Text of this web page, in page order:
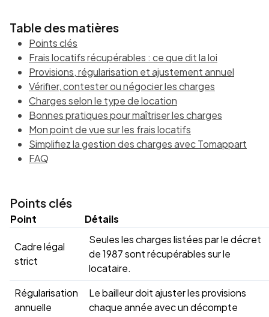
Table des matières
Points clés
Frais locatifs récupérables : ce que dit la loi
Provisions, régularisation et ajustement annuel
Vérifier, contester ou négocier les charges
Charges selon le type de location
Bonnes pratiques pour maîtriser les charges
Mon point de vue sur les frais locatifs
Simplifiez la gestion des charges avec Tomappart
FAQ
Points clés
Point Détails
Cadre légal
strict
Seules les charges listées par le décret
de 1987 sont récupérables sur le
locataire.
Régularisation
annuelle
Le bailleur doit ajuster les provisions
chaque année avec un décompte